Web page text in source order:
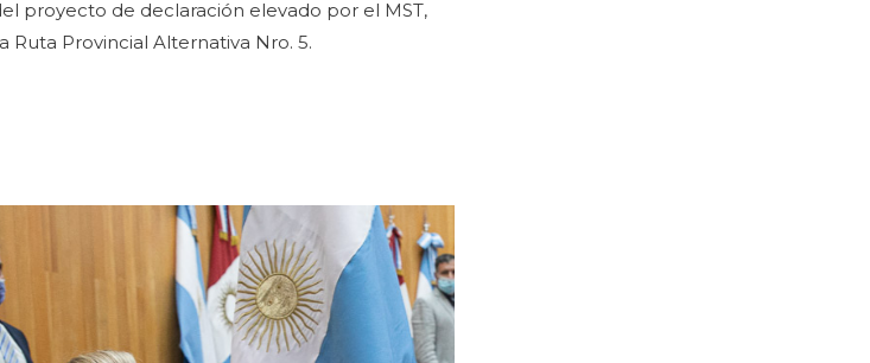
proyecto de declaración elevado por el MST,
Ruta Provincial Alternativa Nro. 5.